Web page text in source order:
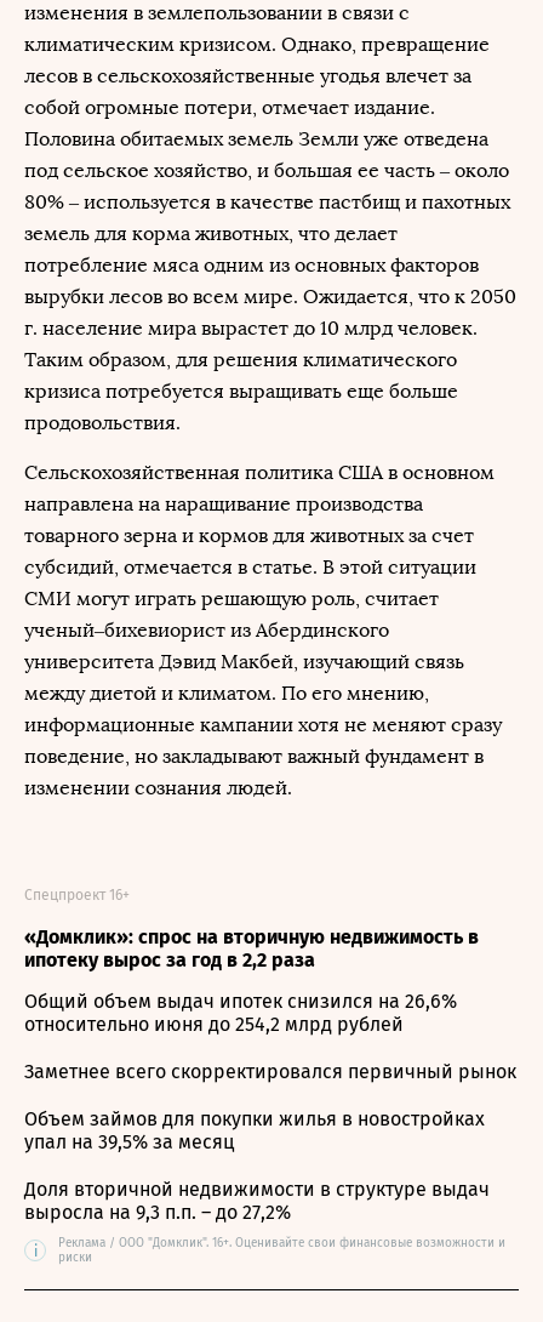
изменения в землепользовании в связи с
климатическим кризисом. Однако, превращение
лесов в сельскохозяйственные угодья влечет за
собой огромные потери, отмечает издание.
Половина обитаемых земель Земли уже отведена
под сельское хозяйство, и большая ее часть – около
80% – используется в качестве пастбищ и пахотных
земель для корма животных, что делает
потребление мяса одним из основных факторов
вырубки лесов во всем мире. Ожидается, что к 2050
г. население мира вырастет до 10 млрд человек.
Таким образом, для решения климатического
кризиса потребуется выращивать еще больше
продовольствия.
Сельскохозяйственная политика США в основном
направлена на наращивание производства
товарного зерна и кормов для животных за счет
субсидий, отмечается в статье. В этой ситуации
СМИ могут играть решающую роль, считает
ученый–бихевиорист из Абердинского
университета Дэвид Макбей, изучающий связь
между диетой и климатом. По его мнению,
информационные кампании хотя не меняют сразу
поведение, но закладывают важный фундамент в
изменении сознания людей.
«Домклик»: спрос на вторичную недвижимость в
ипотеку вырос за год в 2,2 раза
Спецпроект 16+
Общий объем выдач ипотек снизился на 26,6%
относительно июня до 254,2 млрд рублей
Заметнее всего скорректировался первичный рынок
Объем займов для покупки жилья в новостройках
упал на 39,5% за месяц
Доля вторичной недвижимости в структуре выдач
выросла на 9,3 п.п. – до 27,2%
i
Реклама / ООО "Домклик". 16+. Оценивайте свои финансовые возможности и
риски